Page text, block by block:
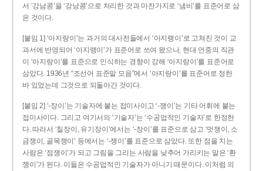
서 ‘강남콩’을 ‘강낭콩’으로 처리한 것과 마찬가지로 ‘냄비’를 표준어로 삼
은 것이다.
[붙임 1] ‘아지랑이’는 과거의 대사전들에서 ‘아지랭이’로 고쳐진 것이 교
과서에 반영되어 ‘아지랭이’가 표준어로 쓰여 왔으나, 현대 언중의 직관
이 ‘아지랑이’를 표준으로 인식하는 경향이 강해 ‘아지랑이’를 표준어로
삼았다. 1936년 “조선어 표준말 모음”에서 ‘아지랑이’를 표준어로 정한
바 있었는데 그것으로 되돌아간 것이다.
[붙임 2] ‘-장이’는 기술자에 붙는 접미사이고 ‘-쟁이’는 기타 어휘에 붙는
접미사이다. 그리고 여기서의 ‘기술자’는 ‘수공업적인 기술자’로 한정한
다. 따라서 ‘칠장이, 유기장이’에서는 ‘-장이’를 표준으로 삼고 ‘멋쟁이, 소
금쟁이, 골목쟁이’ 등에서는 ‘-쟁이’를 표준으로 삼았다. 또한 점을 치는
사람은 ‘점쟁이’가 되고 그림을 그리는 사람을 낮추어 가리키는 말은 ‘환
쟁이’가 된다. 이들은 수공업적인 기술자가 아니기 때문이다. 이처럼 의